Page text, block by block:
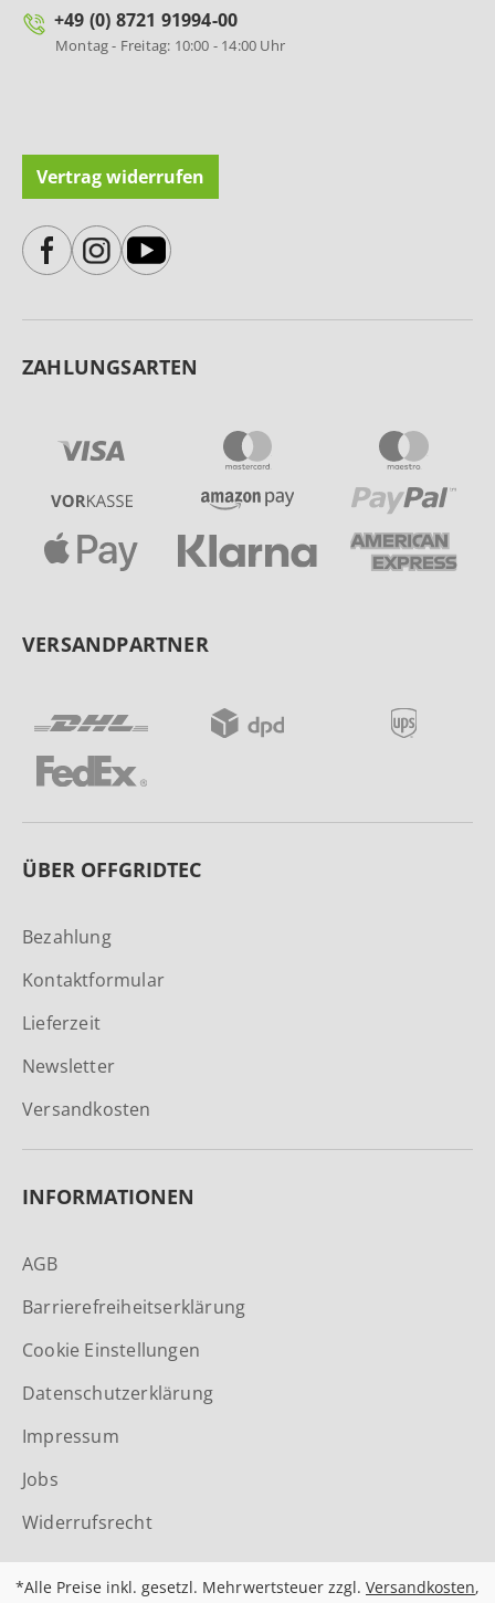
+49 (0) 8721 91994-00
Montag - Freitag: 10:00 - 14:00 Uhr
Vertrag widerrufen
ZAHLUNGSARTEN
VERSANDPARTNER
ÜBER OFFGRIDTEC
Bezahlung
Kontaktformular
Lieferzeit
Newsletter
Versandkosten
INFORMATIONEN
AGB
Barrierefreiheitserklärung
Cookie Einstellungen
Datenschutzerklärung
Impressum
Jobs
Widerrufsrecht
*Alle Preise inkl. gesetzl. Mehrwertsteuer zzgl.Versandkosten,